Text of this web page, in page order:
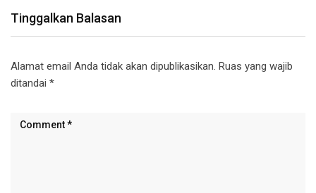
Tinggalkan Balasan
Alamat email Anda tidak akan dipublikasikan. Ruas yang wajib
ditandai *